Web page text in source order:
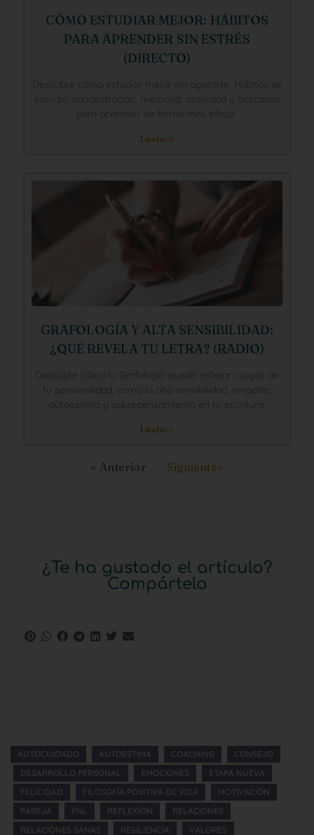
CÓMO ESTUDIAR MEJOR: HÁBITOS
PARA APRENDER SIN ESTRÉS
(DIRECTO)
Descubre cómo estudiar mejor sin agotarte. Hábitos de
estudio, concentración, memoria, ansiedad y descanso
para aprender de forma más eficaz.
Léelo>>
GRAFOLOGÍA Y ALTA SENSIBILIDAD:
¿QUÉ REVELA TU LETRA? (RADIO)
Descubre cómo la Grafología puede reflejar rasgos de
tu personalidad, como la alta sensibilidad, empatía,
autoestima y sobrepensamiento en tu escritura.
Léelo>>
« Anterior Siguiente»
¿Te ha gustado el artículo?
Compártelo
AUTOCUIDADO AUTOESTIMA COACHING
CONSEJO
DESARROLLO PERSONAL
EMOCIONES
ETAPA NUEVA
FELICIDAD
FILOSOFÍA POSITIVA DE VIDA
MOTIVACIÓN
PAREJA
PNL REFLEXIÓN
RELACIONES
RELACIONES SANAS
RESILIENCIA VALORES